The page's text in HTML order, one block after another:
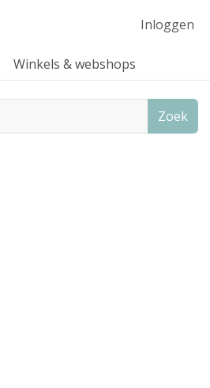
Inloggen
Winkels & webshops
Zoek